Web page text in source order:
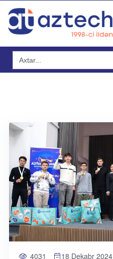
Search
for:
4031 18 Dekabr 2024